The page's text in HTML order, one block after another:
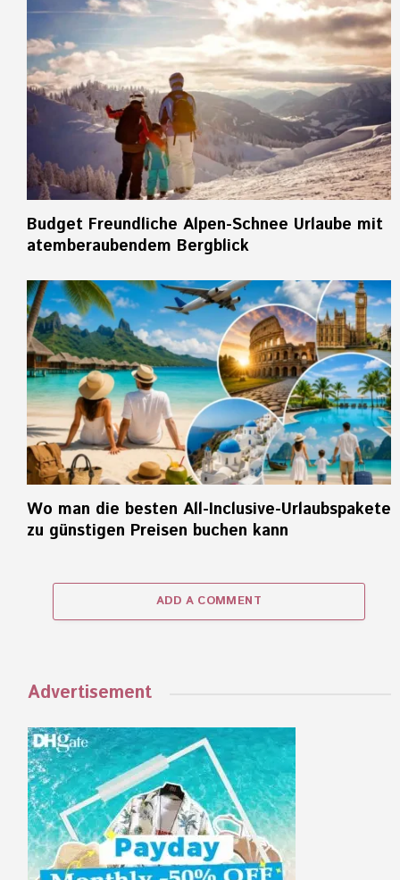
Budget Freundliche Alpen-Schnee Urlaube mit
atemberaubendem Bergblick
Wo man die besten All-Inclusive-Urlaubspakete
zu günstigen Preisen buchen kann
ADD A COMMENT
Advertisement